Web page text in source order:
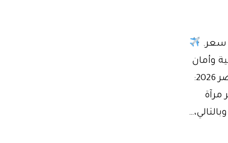
رفاهية وأمان
الدليل الشامل لإيجار السيارات الفارهة وليموزين مصر 2026:
مرآة